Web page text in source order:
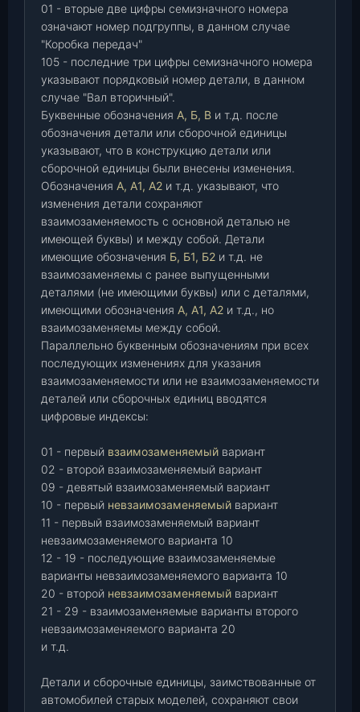
01 - вторые две цифры семизначного номера
означают номер подгруппы, в данном случае
"Коробка передач"
105 - последние три цифры семизначного номера
указывают порядковый номер детали, в данном
случае "Вал вторичный".
Буквенные обозначения А, Б, В и т.д. после
обозначения детали или сборочной единицы
указывают, что в конструкцию детали или
сборочной единицы были внесены изменения.
Обозначения А, А1, А2 и т.д. указывают, что
изменения детали сохраняют
взаимозаменяемость с основной деталью не
имеющей буквы) и между собой. Детали
имеющие обозначения Б, Б1, Б2 и т.д. не
взаимозаменяемы с ранее выпущенными
деталями (не имеющими буквы) или с деталями,
имеющими обозначения А, А1, А2 и т.д., но
взаимозаменяемы между собой.
Параллельно буквенным обозначениям при всех
последующих изменениях для указания
взаимозаменяемости или не взаимозаменяемости
деталей или сборочных единиц вводятся
цифровые индексы:
01 - первый взаимозаменяемый вариант
02 - второй взаимозаменяемый вариант
09 - девятый взаимозаменяемый вариант
10 - первый невзаимозаменяемый вариант
11 - первый взаимозаменяемый вариант
невзаимозаменяемого варианта 10
12 - 19 - последующие взаимозаменяемые
варианты невзаимозаменяемого варианта 10
20 - второй невзаимозаменяемый вариант
21 - 29 - взаимозаменяемые варианты второго
невзаимозаменяемого варианта 20
и т.д.
Детали и сборочные единицы, заимствованные от
автомобилей старых моделей, сохраняют свои